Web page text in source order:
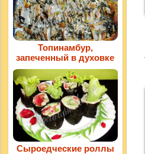
Топинамбур,
запеченный в духовке
Сыроедческие роллы